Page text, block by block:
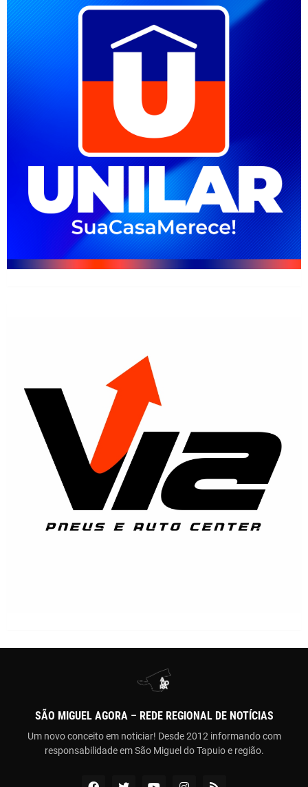
SÃO MIGUEL AGORA – REDE REGIONAL DE NOTÍCIAS
Um novo conceito em noticiar! Desde 2012 informando com
responsabilidade em São Miguel do Tapuio e região.